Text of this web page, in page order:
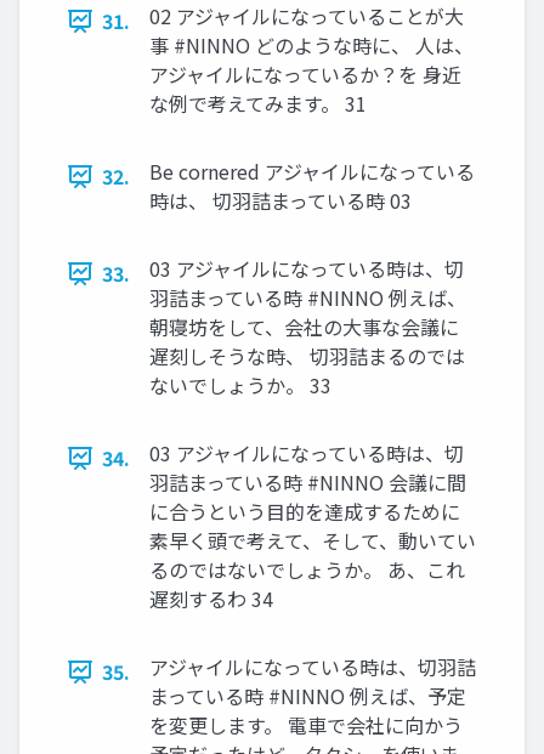
31.
02 アジャイルになっていることが大
事 #NINNO どのような時に、 人は、
アジャイルになっているか？を 身近
な例で考えてみます。 31
32.
Be cornered アジャイルになっている
時は、 切羽詰まっている時 03
33.
03 アジャイルになっている時は、切
羽詰まっている時 #NINNO 例えば、
朝寝坊をして、会社の大事な会議に
遅刻しそうな時、 切羽詰まるのでは
ないでしょうか。 33
34.
03 アジャイルになっている時は、切
羽詰まっている時 #NINNO 会議に間
に合うという目的を達成するために
素早く頭で考えて、そして、動いてい
るのではないでしょうか。 あ、これ
遅刻するわ 34
35.
アジャイルになっている時は、切羽詰
まっている時 #NINNO 例えば、予定
を変更します。 電車で会社に向かう